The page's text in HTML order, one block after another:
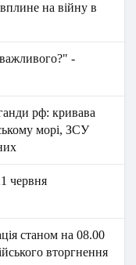
на війну в
-
рф: кривава
морі, ЗСУ
червня
станом на 08.00
вторгнення